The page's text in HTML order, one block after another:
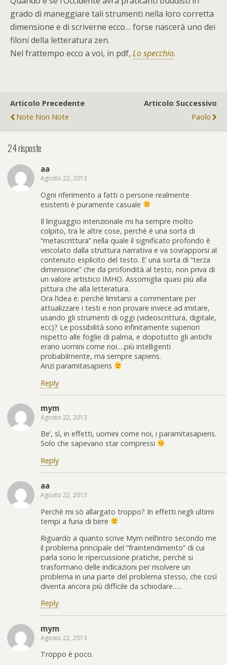
grado di maneggiare tali strumenti nella loro corretta
dimensione e di scriverne ecco… forse nascerà uno dei
filoni della letteratura zen.
Nel frattempo ecco a voi, in pdf, Lo specchio.
Articolo Precedente
Note Non Note
Articolo Successivo
Paolo
24 risposte
aa
Agosto 22, 2013
Ogni riferimento a fatti o persone realmente
esistenti è puramente casuale
Il linguaggio intenzionale mi ha sempre molto
colpito, tra le altre cose, perchè è una sorta di
“metascrittura” nella quale il significato profondo è
veicolato dalla struttura narrativa e va sovrapporsi al
contenuto esplicito del testo. E’ una sorta di “terza
dimensione” che da profondità al testo, non priva di
un valore artistico IMHO. Assomiglia quasi più alla
pittura che alla letteratura.
Ora l’idea è: perchè limitarsi a commentare per
attualizzare i testi e non provare invece ad imitare,
usando gli strumenti di oggi (videoscrittura, digitale,
ecc)? Le possibilità sono infinitamente superiori
rispetto alle foglie di palma, e dopotutto gli antichi
erano uomini come noi….più intelligenti
probabilmente, ma sempre sapiens.
Anzi paramitasapiens
Reply
mym
Agosto 22, 2013
Be’, sì, in effetti, uomini come noi, i paramitasapiens.
Solo che sapevano star compressi
Reply
aa
Agosto 22, 2013
Perchè mi sò allargato troppo? In effetti negli ultimi
tempi a furia di birre
Riguardo a quanto scrive Mym nell’intro secondo me
il problema principale del “fraintendimento” di cui
parla sono le ripercussione pratiche, perchè si
trasformano delle indicazioni per risolvere un
problema in una parte del problema stesso, che così
diventa ancora più difficile da schiodare…..
Reply
mym
Agosto 22, 2013
Troppo è poco.